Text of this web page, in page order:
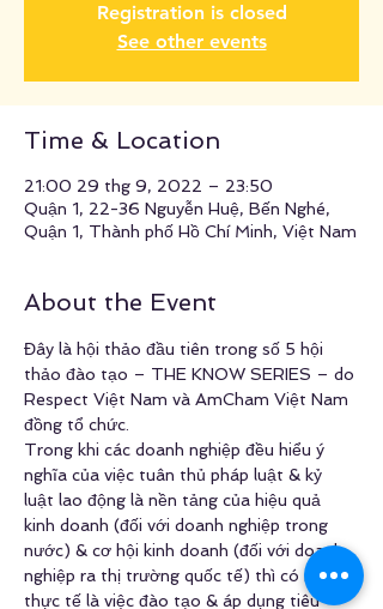
Registration is closed
See other events
Time & Location
21:00 29 thg 9, 2022 – 23:50
Quận 1, 22-36 Nguyễn Huệ, Bến Nghé,
Quận 1, Thành phố Hồ Chí Minh, Việt Nam
About the Event
Đây là hội thảo đầu tiên trong số 5 hội
thảo đào tạo – THE KNOW SERIES – do
Respect Việt Nam và AmCham Việt Nam
đồng tổ chức.
Trong khi các doanh nghiệp đều hiểu ý
nghĩa của việc tuân thủ pháp luật & kỷ
luật lao động là nền tảng của hiệu quả
kinh doanh (đối với doanh nghiệp trong
nước) & cơ hội kinh doanh (đối với doanh
nghiệp ra thị trường quốc tế) thì có một
thực tế là việc đào tạo & áp dụng tiêu